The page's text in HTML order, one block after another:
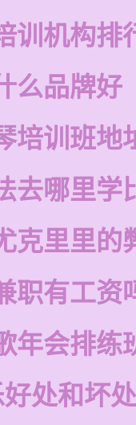
训机构排
么品牌好
培训班地
去哪里学
克里里的
职有工资
年会排练
处和坏处